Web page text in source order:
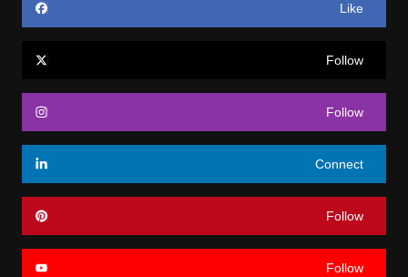
Like
Follow
Follow
Connect
Follow
Follow